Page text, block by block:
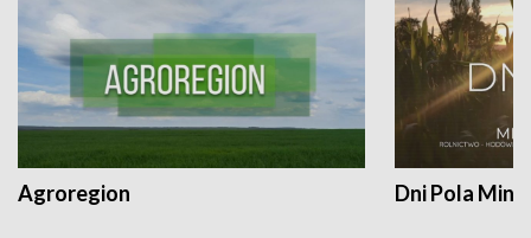
Agroregion Dni Pola